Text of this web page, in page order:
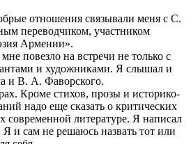
отношения связывали меня с С.
переводчиком, участником
Армении».
повезло на встречи не только с
и художниками. Я слышал и
и В. А. Фаворского.
Кроме стихов, прозы и историко-
надо еще сказать о критических
современной литературе. Я написал
и сам не решаюсь назвать тот или